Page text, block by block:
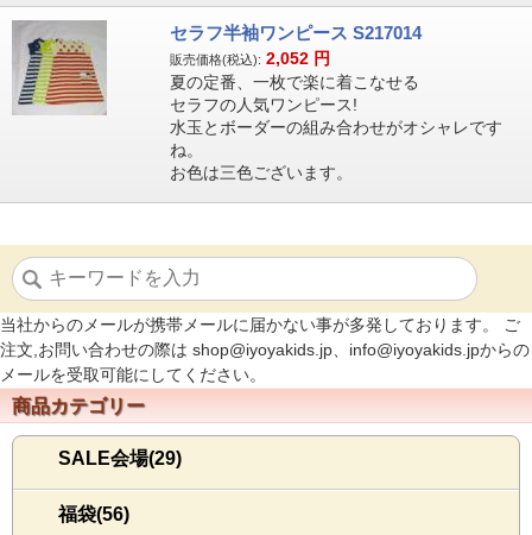
セラフ半袖ワンピース S217014
販売価格(税込): 2,052 円
夏の定番、一枚で楽に着こなせる
セラフの人気ワンピース!
水玉とボーダーの組み合わせがオシャレです
ね。
お色は三色ございます。
当社からのメールが携帯メールに届かない事が多発しております。 ご
注文,お問い合わせの際は shop@iyoyakids.jp、info@iyoyakids.jpからの
メールを受取可能にしてください。
商品カテゴリー
SALE会場(29)
福袋(56)